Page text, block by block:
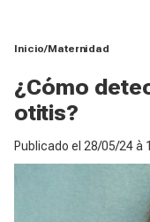
Inicio Maternidad
¿Cómo
otitis?
Publicado el 28/05/24 à